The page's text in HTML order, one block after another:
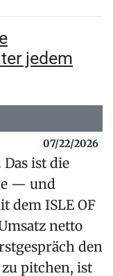
jedem
07/22/2026
ist die
— und
dem ISLE OF
netto
den
pitchen, ist